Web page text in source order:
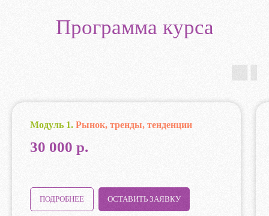
Программа курса
Модуль 1. Рынок, тренды, тенденции
30 000 р.
ПОДРОБНЕЕ ОСТАВИТЬ ЗАЯВКУ